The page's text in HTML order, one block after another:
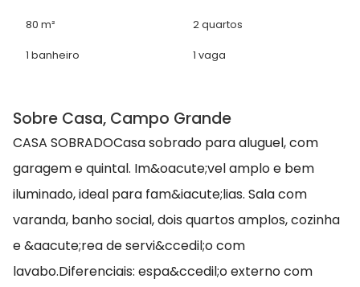
80 m² 2 quartos
1 banheiro 1 vaga
Sobre Casa, Campo Grande
CASA SOBRADOCasa sobrado para aluguel, com
garagem e quintal. Im&oacute;vel amplo e bem
iluminado, ideal para fam&iacute;lias. Sala com
varanda, banho social, dois quartos amplos, cozinha
e &aacute;rea de servi&ccedil;o com
lavabo.Diferenciais: espa&ccedil;o externo com